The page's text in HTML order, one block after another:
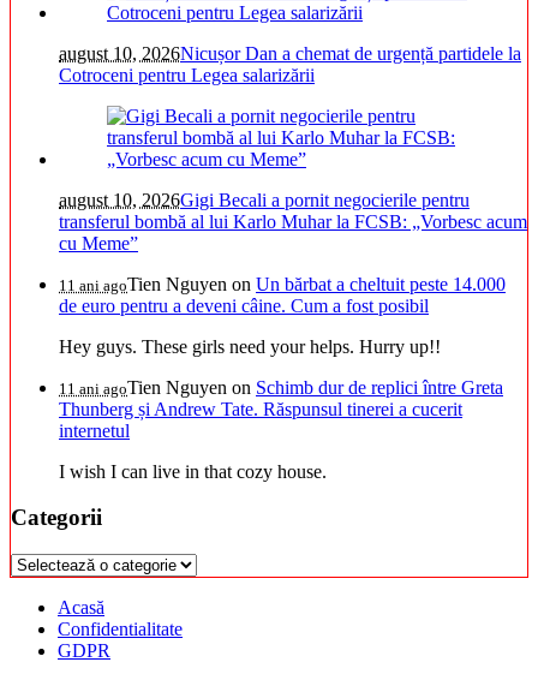
august 10, 2026Nicușor Dan a chemat de urgență partidele la
Cotroceni pentru Legea salarizării
august 10, 2026Gigi Becali a pornit negocierile pentru
transferul bombă al lui Karlo Muhar la FCSB: „Vorbesc acum
cu Meme”
11 ani agoTien Nguyen on Un bărbat a cheltuit peste 14.000
de euro pentru a deveni câine. Cum a fost posibil
Hey guys. These girls need your helps. Hurry up!!
11 ani agoTien Nguyen on Schimb dur de replici între Greta
Thunberg și Andrew Tate. Răspunsul tinerei a cucerit
internetul
I wish I can live in that cozy house.
Categorii
Categorii
Acasă
Confidentialitate
GDPR